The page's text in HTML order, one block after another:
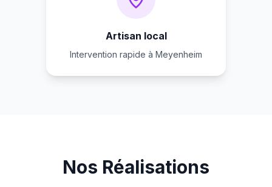
Artisan local
Intervention rapide à Meyenheim
Nos Réalisations